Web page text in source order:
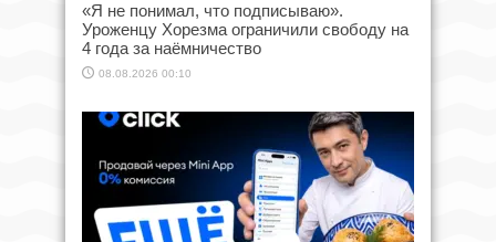
«Я не понимал, что подписываю».
Уроженцу Хорезма ограничили свободу на
4 года за наёмничество
08.08.2026 00:10